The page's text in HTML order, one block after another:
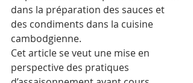
dans la préparation des sauces et
des condiments dans la cuisine
cambodgienne.
Cet article se veut une mise en
perspective des pratiques